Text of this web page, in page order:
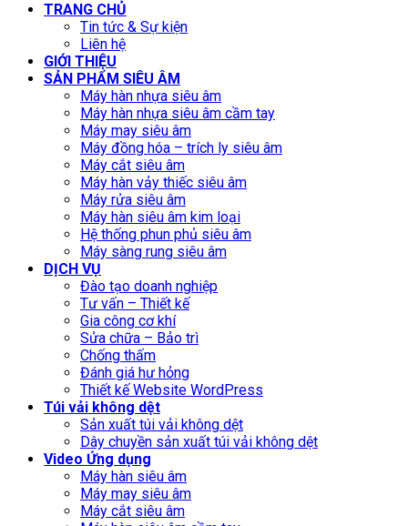
TRANG CHỦ
Tin tức & Sự kiện
Liên hệ
GIỚI THIỆU
SẢN PHẨM SIÊU ÂM
Máy hàn nhựa siêu âm
Máy hàn nhựa siêu âm cầm tay
Máy may siêu âm
Máy đồng hóa – trích ly siêu âm
Máy cắt siêu âm
Máy hàn vảy thiếc siêu âm
Máy rửa siêu âm
Máy hàn siêu âm kim loại
Hệ thống phun phủ siêu âm
Máy sàng rung siêu âm
DỊCH VỤ
Đào tạo doanh nghiệp
Tư vấn – Thiết kế
Gia công cơ khí
Sửa chữa – Bảo trì
Chống thấm
Đánh giá hư hỏng
Thiết kế Website WordPress
Túi vải không dệt
Sản xuất túi vải không dệt
Dây chuyền sản xuất túi vải không dệt
Video Ứng dụng
Máy hàn siêu âm
Máy may siêu âm
Máy cắt siêu âm